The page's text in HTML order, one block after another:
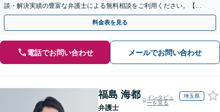
談・解決実績の豊富な弁護士による無料相談をご利用ください。【初
回相談０円(電話)】【全国対応】
料金表を見る
電話でお問い合わせ メールでお問い合わせ
福島 海都
弁護士
インタビュ
ーを見る
埼玉県